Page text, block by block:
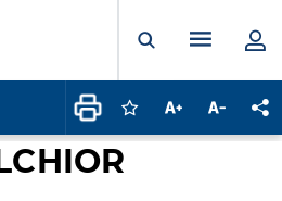
Ouvrir laMenu
Connectez-vous
Augmenter la